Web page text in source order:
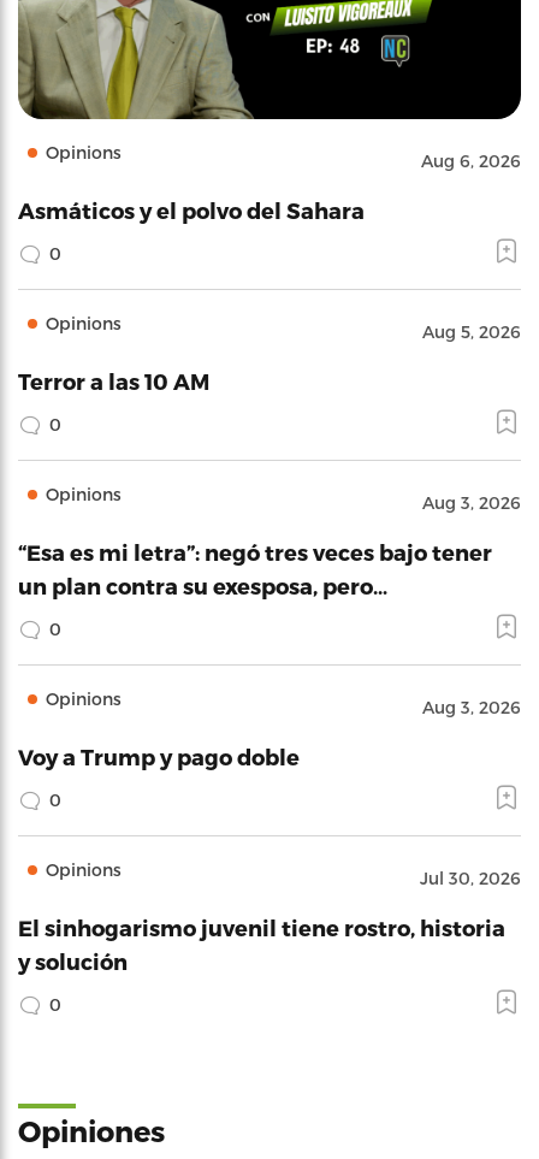
Opinions Aug 6, 2026
Asmáticos y el polvo del Sahara
0
Opinions Aug 5, 2026
Terror a las 10 AM
0
Opinions Aug 3, 2026
“Esa es mi letra”: negó tres veces bajo tener
un plan contra su exesposa, pero…
0
Opinions Aug 3, 2026
Voy a Trump y pago doble
0
Opinions Jul 30, 2026
El sinhogarismo juvenil tiene rostro, historia
y solución
0
Opiniones